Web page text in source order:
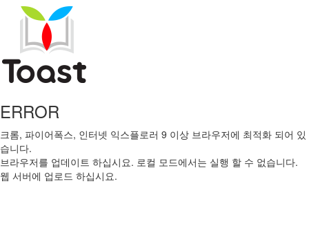
ERROR
크롬, 파이어폭스, 인터넷 익스플로러 9 이상 브라우저에 최적화 되어 있
습니다.
브라우저를 업데이트 하십시요. 로컬 모드에서는 실행 할 수 없습니다.
웹 서버에 업로드 하십시요.